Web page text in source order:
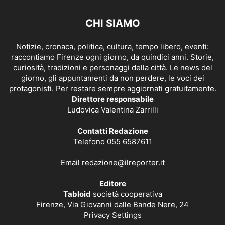
CHI SIAMO
Notizie, cronaca, politica, cultura, tempo libero, eventi:
raccontiamo Firenze ogni giorno, da quindici anni. Storie,
curiosità, tradizioni e personaggi della città. Le news del
giorno, gli appuntamenti da non perdere, le voci dei
protagonisti. Per restare sempre aggiornati gratuitamente.
Direttore responsabile
Ludovica Valentina Zarrilli
Contatti Redazione
Telefono 055 6587611
Email redazione@ilreporter.it
Editore
Tabloid società cooperativa
Firenze, Via Giovanni dalle Bande Nere, 24
Privacy Settings